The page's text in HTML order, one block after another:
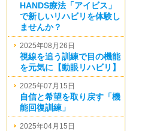
HANDS療法「アイビス」
で新しいリハビリを体験し
ませんか？
2025年08月26日
視線を追う訓練で目の機能
を元気に【動眼リハビリ】
2025年07月15日
自信と希望を取り戻す「機
能回復訓練」
2025年04月15日